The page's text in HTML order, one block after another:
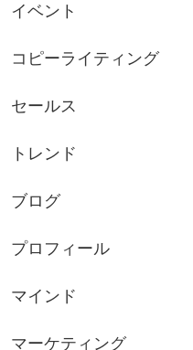
イベント
コピーライティング
セールス
トレンド
ブログ
プロフィール
マインド
マーケティング